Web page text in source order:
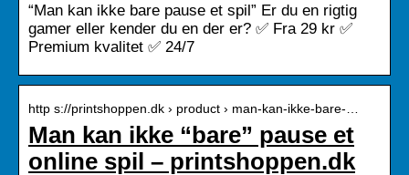
“Man kan ikke bare pause et spil” Er du en rigtig
gamer eller kender du en der er? ✅ Fra 29 kr ✅
Premium kvalitet ✅ 24/7
http s://printshoppen.dk › product › man-kan-ikke-bare-…
Man kan ikke “bare” pause et
online spil – printshoppen.dk